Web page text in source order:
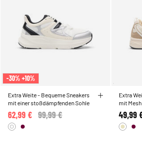
-30% +10%
Extra Weite - Bequeme Sneakers
mit einer stoßdämpfenden Sohle
Price reduced from
99,99 €
62,99 €
Extra
mit Mesh
49,99